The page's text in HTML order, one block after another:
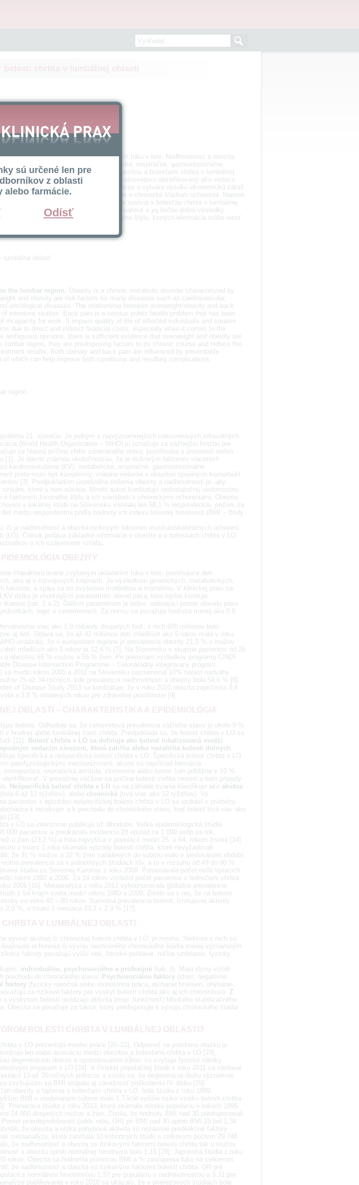
Kozák
charakterizované zvýšeným ukladaním tuku v tele. Nadhmotnosť a obezita
ako sú kardiovaskulárne, metabolické, respiračné, gastrointestinálne
aj vzťah medzi nadhmotnosťou/obezitou a bolesťami chrbta v lumbálnej
zdravotníckym problémom, ktorý bol celosvetovo identifikovaný ako vedúca
kvalitu života postihnutých jedincov a vytvára vysokú ekonomickú záťaž
finančnými nákladmi, najmä ak ide o chronické štádium ochorenia. Napriek
dôkazy, že nadhmotnosť a obezita tesne súvisia s bolesťou chrbta v lumbálnej
priebeh a znižujú pravdepodobnosť dosiahnuť v jej liečbe dobré výsledky.
ovplyvniteľné negatívne faktory životného štýlu, ktorých eliminácia môže viesť
z nich vyplývajúcich.
lumbálna oblasť
the lumbar region. Obesity is a chronic metabolic disorder characterized by
and obesity are risk factors for many diseases such as cardiovascular,
oncological diseases. The relationship between overweight/obesity and back
intensive studies. Back pain is a serious public health problem that has been
incapacity for work. It impairs quality of life of affected individuals and creates
due to direct and indirect financial costs, especially when it comes to the
ambiguous opinions, there is sufficient evidence that overweight and obesity are
region, they are predisposing factors to its chronic course and reduce the
results. Both obesity and back pain are influenced by preventable
which can help improve both conditions and resulting complications.
region
21. storočia. Je jedným z najvýznamnejších celosvetových zdravotných
(World Health Organization – WHO) ju označuje za vážnejšiu hrozbu pre
za hlavnú príčinu zlého zdravotného stavu, postihnutia a úmrtnosti nielen
[1]. Je dávno známou skutočnosťou, že je rizikovým faktorom viacerých
kardiovaskulárne (KV), metabolické, respiračné, gastrointestinálne
preto musí byť komplexný, vrátane riešenia s obezitou spojených komorbidít
[3]. Predpokladom úspešného riešenia obezity a nadhmotnosti je, aby
ktoré s nimi súvisia. Mnohí autori konštatujú nedostatočnú vedomostnú
o faktoroch životného štýlu a ich súvislosti s chronickými ochoreniami. Obezitu
v lokálnej štúdii na Slovensku vnímalo len 58,1 % respondentov, pričom sa
medzi respondentmi podľa hodnoty ich indexu telesnej hmotnosti (BMI – Body
či je nadhmotnosť a obezita rizikovým faktorom muskuloskeletárnych ochorení,
(LO). Článok podáva základné informácie o obezite a o bolestiach chrbta v LO
o ich vzájomnom vzťahu.
charakterizované zvýšeným ukladaním tuku v tele, postihujúce deti
ako aj v rozvojových krajinách. Je výsledkom genetických, metabolických,
faktorov, a spája sa so zvýšenou morbiditou a mortalitou. V klinickej praxi sa
rizika je vhodnejším parametrom obvod pása, lebo lepšie koreluje
(tab. 1 a 2). Ďalším parametrom je index, udávajúci pomer obvodu pásu
napr. v centimetroch. Za normu sa považuje hodnota menej ako 0,5
viac ako 1,9 miliardy dospelých ľudí, z nich 600 miliónov bolo
aj deti. Udáva sa, že až 42 miliónov detí mladších ako 5 rokov malo v roku
uvádzajú, že v európskom regióne je prevalencia obezity 21,5 % u mužov
detí mladších ako 5 rokov je 12,4 % [7]. Na Slovensku v skupine pacientov od 25
a obezitou 65 % mužov a 55 % žien. Pri porovnaní výsledkov programu CINDI
Disease Intervention Programme – Celonárodný integrovaný program
sa medzi rokmi 2005 a 2011 na Slovensku zaznamenal 10% nárast nadváhy
25-až 34-ročných, kde prevalencia nadhmotnosti a obezity bola 54,6 % [8].
of Disease Study 2013 sa konštatuje, že v roku 2010 obezita zapríčinila 3,4
a 3,8 % stratených rokov pre zdravotné postihnutie [9].
bolesti. Odhaduje sa, že celosvetová prevalencia vážneho stavu je okolo 9 %
v hrudnej alebo lumbálnej časti chrbta. Predpokladá sa, že bolesť chrbta v LO sa
[11].
Bolesť chrbta v LO sa definuje ako bolesť lokalizovaná medzi
sedacím zárezom, ktorá zahŕňa alebo nezahŕňa bolesti dolných
špecifická a nešpecifická bolesť chrbta v LO. Špecifická bolesť chrbta v LO
patofyziologickými mechanizmami, akými sú napríklad herniácia
reumatická artritída, zlomenina alebo tumor. Len približne v 10 %
V prevažnej väčšine sa príčina bolesti chrbta nezistí a tieto prípady
Nešpecifická bolesť chrbta v LO sa na základe trvania klasifikuje ako akútna
(trvá 6 až 12 týždňov), alebo chronická (trvá viac ako 12 týždňov). Vo
pacientov s epizódou nešpecifickej bolesti chrbta v LO sa uzdraví v priebehu
k recidívam a k prechodu do chronického stavu, keď bolesť trvá viac ako
[13].
v LO sa intenzívne publikujú už dlhodobo. Veľká epidemiologická štúdia
000 pacientov a preukázala incidenciu 28 epizód na 1 000 osôb za rok.
u žien (23,2 %) a bola najvyššia v populácii medzi 25. a 64. rokom života [14].
v trvaní 1 roka skúmala epizódy bolesti chrbta, ktoré nevyžadovali
že 31 % mužov a 32 % žien zaradených do súboru malo v sledovanom období
prevalencia sa v jednotlivých štúdiách líši, a to v rozsahu od 49 do 80 %.
štúdia zo Severnej Karolíny z roku 2009. Porovnávala počet osôb trpiacich
rokmi 1992 a 2006. Za 14 rokov vzrástol počet pacientov s bolesťami chrbta
2006 [16]. Metaanalýza z roku 2012 vyhodnocovala globálne prevalencie
z 54 krajín sveta medzi rokmi 1980 a 2009. Zistilo sa v nej, že na bolesti
vo veku 40 – 80 rokov. Samotná prevalencia bolesti, limitujúcej aktivity
2,0 %, v trvaní 1 mesiaca 23,2 ± 2,9 % [17].
vývine akútnej či chronickej bolesti chrbta v LO, je mnoho. Niektoré z nich sú
ochorenia či vývoju nechceného chronického štádia menej významným
faktory považujú vyšší vek, ženské pohlavie, nižšie vzdelanie, fyzicky
individuálne, psychosociálne a profesijné (tab. 3). Majú rôzny vzťah
do chronického stavu.
Psychosociálne faktory(stres, negatívne
faktory (fyzicky náročná alebo monotónna práca, dvíhanie bremien, ohýbanie,
za rizikové faktory pre výskyt bolestí chrbta ako aj ich chronickosti. Z
výskytom bolestí uvádzajú aktivita (resp. funkčnosť) hlbokého stabilizačného
Obezita sa považuje za faktor, ktorý predisponuje k vývoju chronického štádia
v LO prezentujú mnohé práce [20–22]. Odpoveď na položenú otázku je
len slabú asociáciu medzi obezitou a bolesťami chrbta v LO [23].
degeneráciou diskov a opotrebovaním kĺbov, čo zvyšuje fyzické nároky
prejavom v LO [24]. V čínskej populačnej štúdii z roku 2011 sa sledoval
13-až 20-ročných jedincov a zistilo sa, že degenerácia disku významne
zvyšujúcim sa BMI stúpala aj závažnosť poškodenia IV disku [25].
obezity a fajčenia s bolesťami chrbta v LO, bola štúdia z roku 1989.
BMI v sledovanom súbore malo 1,7-krát vyššie riziko vzniku bolestí chrbta
Prierezová štúdia z roku 2013, ktorá skúmala nórsku populáciu v rokoch 1995
24 000 dospelých mužov a žien. Zistila, že hodnoty BMI nad 30 predisponovali
pravdepodobností (odds ratio; OR) pri BMI nad 30 oproti BMI 25 bol 1,34
že obezita a nízka pohybová aktivita sú nezávislé predilekčné faktory
metaanalýzu, ktorá zahŕňala 10 kohortných štúdií s celkovým počtom 29 748
že nadhmotnosť a obezita sú rizikovými faktormi bolesti chrbta tak u mužov,
a obezitu oproti normálnej hmotnosti bolo 1,15 [28]. Japonská štúdia z roku
rokov. Obezita sa hodnotila pomocou BMI a % zastúpenia tuku na celkovom
že nadhmotnosť a obezita sú rizikovými faktormi bolestí chrbta. OR pre
s normálnou hmotnosťou 1,37 pre populáciu s nadhmotnosťou a 3,31 pre
publikovanej v roku 2010 sa ukázalo, že v prierezových štúdiách bola
sú určené len pre
z oblasti
alebo farmácie.
Odísť